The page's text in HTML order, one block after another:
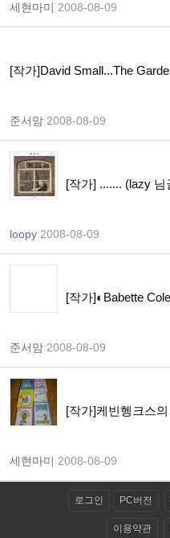
세현마미 2008-08-09
[작가]David Small...The
준서맘 2008-08-09
[작가] ....... (lazy 님
loopy 2008-08-09
준서맘 2008-08-09
세현마미 2008-08-09
로그인 PC버전
이용약관